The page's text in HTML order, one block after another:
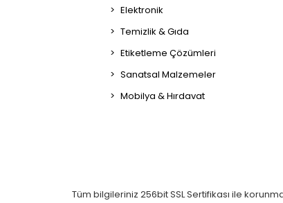
Elektronik
Temizlik & Gıda
Etiketleme Çözümleri
Sanatsal Malzemeler
Mobilya & Hırdavat
Tüm bilgileriniz 256bit SSL Sertifikası ile